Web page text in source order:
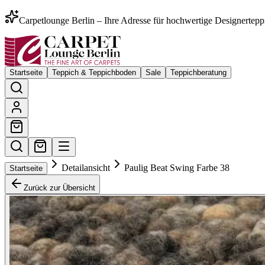
Carpetlounge Berlin – Ihre Adresse für hochwertige
Startseite Teppich & Teppichboden Sale Teppichberatung
Startseite Detailansicht Paulig Beat Swing Farbe 38
Zurück zur Übersicht